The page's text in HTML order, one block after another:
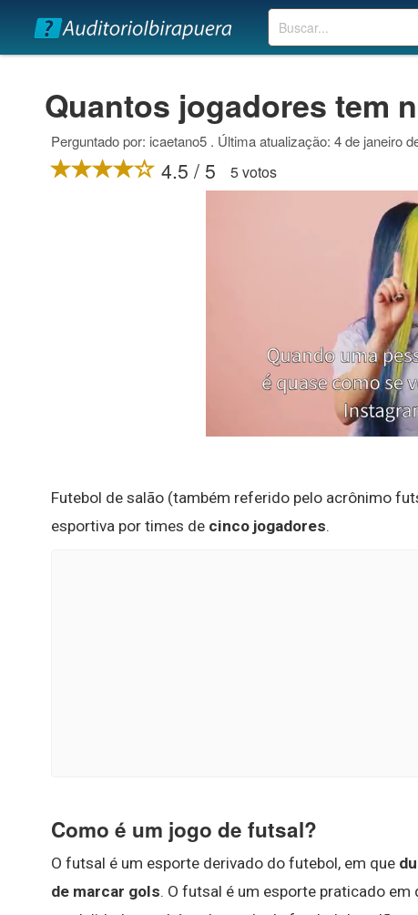
Buscar
Quantos jogadores tem
Perguntado por: icaetano5 . Última atualização: 4 de janeiro
4.5 / 5 5 votos
Futebol de salão (também referido pelo acrônimo
esportiva por times de cinco jogadores.
Como é um jogo de futsal?
O futsal é um esporte derivado do futebol, em que
de marcar gols. O futsal é um esporte praticado